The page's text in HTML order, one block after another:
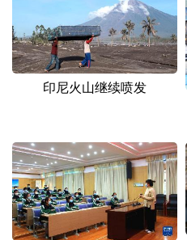
四川 贵州
陕西 甘肃
新疆 内蒙古
多语种频道
English Español
Русский язык
印尼火山继续喷发